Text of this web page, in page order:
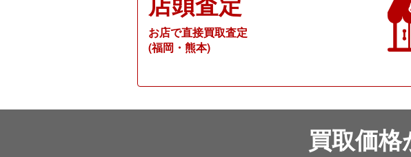
お店で直接買取査定
(福岡・熊本)
買取価